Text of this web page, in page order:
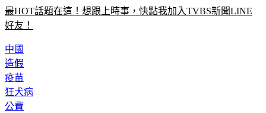
好友！
造假
疫苗
狂犬病
公費